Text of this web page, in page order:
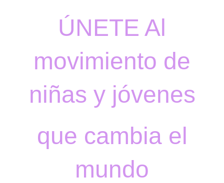
ÚNETE Al
movimiento de
niñas y jóvenes
que cambia el
mundo